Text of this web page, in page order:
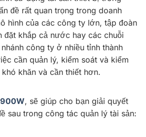
đề rất quan trọng trong doanh
hình của các công ty lớn, tập đoàn
đặt khắp cả nước hay các chuỗi
công ty ở nhiều tỉnh thành
cần quản lý, kiểm soát và kiểm
khăn và cần thiết hơn.
, sẽ giúp cho bạn giải quyết
sau trong công tác quản lý tài sản: